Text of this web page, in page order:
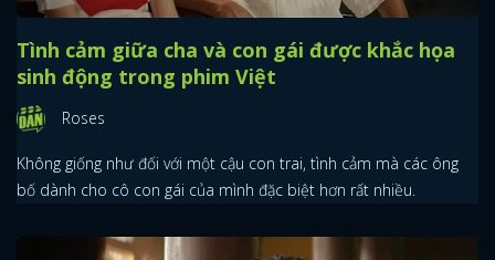
Tình cảm giữa cha và con gái được khắc họa
sinh động trong phim Việt
Roses
Không giống như đối với một cậu con trai, tình cảm mà các ông
bố dành cho cô con gái của mình đặc biệt hơn rất nhiều.